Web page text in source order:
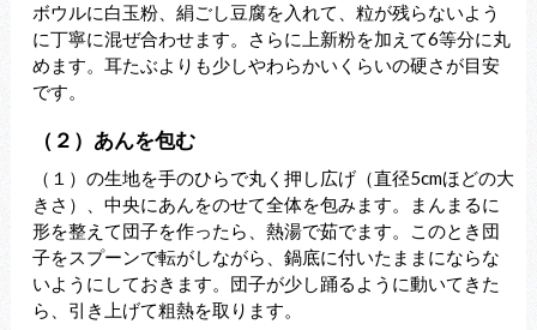
ボウルに白玉粉、絹ごし豆腐を入れて、粒が残らないよう
に丁寧に混ぜ合わせます。さらに上新粉を加えて6等分に丸
めます。耳たぶよりも少しやわらかいくらいの硬さが目安
です。
（２）あんを包む
（１）の生地を手のひらで丸く押し広げ（直径5cmほどの大
きさ）、中央にあんをのせて全体を包みます。まんまるに
形を整えて団子を作ったら、熱湯で茹でます。このとき団
子をスプーンで転がしながら、鍋底に付いたままにならな
いようにしておきます。団子が少し踊るように動いてきた
ら、引き上げて粗熱を取ります。